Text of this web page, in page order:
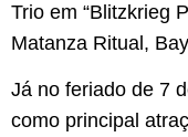
Trio em “Blitzkrieg
Matanza Ritual,
Já no feriado de 7
como principal